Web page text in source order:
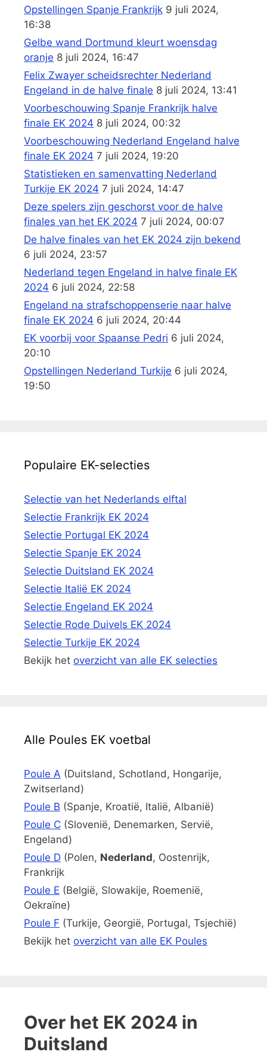
Opstellingen Spanje Frankrijk 9 juli 2024,
16:38
Gelbe wand Dortmund kleurt woensdag
oranje 8 juli 2024, 16:47
Felix Zwayer scheidsrechter Nederland
Engeland in de halve finale 8 juli 2024, 13:41
Voorbeschouwing Spanje Frankrijk halve
finale EK 2024 8 juli 2024, 00:32
Voorbeschouwing Nederland Engeland halve
finale EK 2024 7 juli 2024, 19:20
Statistieken en samenvatting Nederland
Turkije EK 2024 7 juli 2024, 14:47
Deze spelers zijn geschorst voor de halve
finales van het EK 2024 7 juli 2024, 00:07
De halve finales van het EK 2024 zijn bekend
6 juli 2024, 23:57
Nederland tegen Engeland in halve finale EK
2024 6 juli 2024, 22:58
Engeland na strafschoppenserie naar halve
finale EK 2024 6 juli 2024, 20:44
EK voorbij voor Spaanse Pedri 6 juli 2024,
20:10
Opstellingen Nederland Turkije 6 juli 2024,
19:50
Populaire EK-selecties
Selectie van het Nederlands elftal
Selectie Frankrijk EK 2024
Selectie Portugal EK 2024
Selectie Spanje EK 2024
Selectie Duitsland EK 2024
Selectie Italië EK 2024
Selectie Engeland EK 2024
Selectie Rode Duivels EK 2024
Selectie Turkije EK 2024
Bekijk het overzicht van alle EK selecties
Alle Poules EK voetbal
Poule A (Duitsland, Schotland, Hongarije,
Zwitserland)
Poule B (Spanje, Kroatië, Italië, Albanië)
Poule C (Slovenië, Denemarken, Servië,
Engeland)
Poule D (Polen, Nederland, Oostenrijk,
Frankrijk
Poule E (België, Slowakije, Roemenië,
Oekraïne)
Poule F (Turkije, Georgië, Portugal, Tsjechië)
Bekijk het overzicht van alle EK Poules
Over het EK 2024 in
Duitsland